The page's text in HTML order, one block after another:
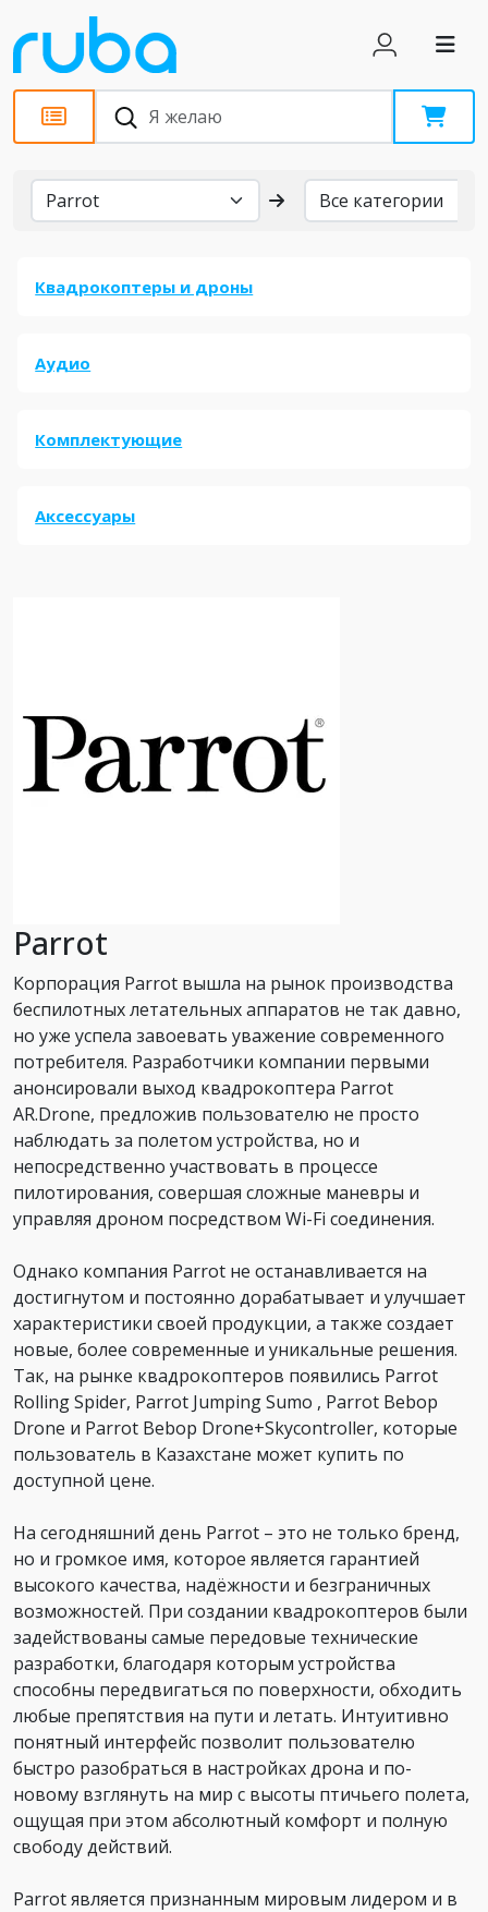
Бренды
Квадрокоптеры и дроны
Аудио
Комплектующие
Аксессуары
Parrot
Корпорация Parrot вышла на рынок производства
беспилотных летательных аппаратов не так давно,
но уже успела завоевать уважение современного
потребителя. Разработчики компании первыми
анонсировали выход квадрокоптера Parrot
AR.Drone, предложив пользователю не просто
наблюдать за полетом устройства, но и
непосредственно участвовать в процессе
пилотирования, совершая сложные маневры и
управляя дроном посредством Wi-Fi соединения.
Однако компания Parrot не останавливается на
достигнутом и постоянно дорабатывает и улучшает
характеристики своей продукции, а также создает
новые, более современные и уникальные решения.
Так, на рынке квадрокоптеров появились Parrot
Rolling Spider, Parrot Jumping Sumo , Parrot Bebop
Drone и Parrot Bebop Drone+Skycontroller, которые
пользователь в Казахстане может купить по
доступной цене.
На сегодняшний день Parrot – это не только бренд,
но и громкое имя, которое является гарантией
высокого качества, надёжности и безграничных
возможностей. При создании квадрокоптеров были
задействованы самые передовые технические
разработки, благодаря которым устройства
способны передвигаться по поверхности, обходить
любые препятствия на пути и летать. Интуитивно
понятный интерфейс позволит пользователю
быстро разобраться в настройках дрона и по-
новому взглянуть на мир с высоты птичьего полета,
ощущая при этом абсолютный комфорт и полную
свободу действий.
Parrot является признанным мировым лидером и в